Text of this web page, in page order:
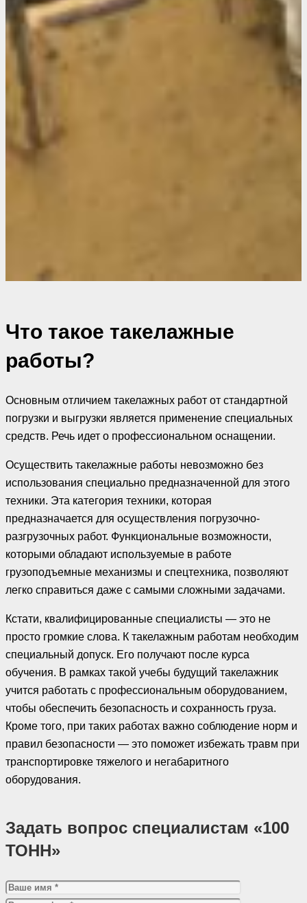
Что такое такелажные
работы?
Основным отличием такелажных работ от стандартной
погрузки и выгрузки является применение специальных
средств. Речь идет о профессиональном оснащении.
Осуществить такелажные работы невозможно без
использования специально предназначенной для этого
техники. Эта категория техники, которая
предназначается для осуществления погрузочно-
разгрузочных работ. Функциональные возможности,
которыми обладают используемые в работе
грузоподъемные механизмы и спецтехника, позволяют
легко справиться даже с самыми сложными задачами.
Кстати, квалифицированные специалисты — это не
просто громкие слова. К такелажным работам необходим
специальный допуск. Его получают после курса
обучения. В рамках такой учебы будущий такелажник
учится работать с профессиональным оборудованием,
чтобы обеспечить безопасность и сохранность груза.
Кроме того, при таких работах важно соблюдение норм и
правил безопасности — это поможет избежать травм при
транспортировке тяжелого и негабаритного
оборудования.
Задать вопрос специалистам «100
ТОНН»